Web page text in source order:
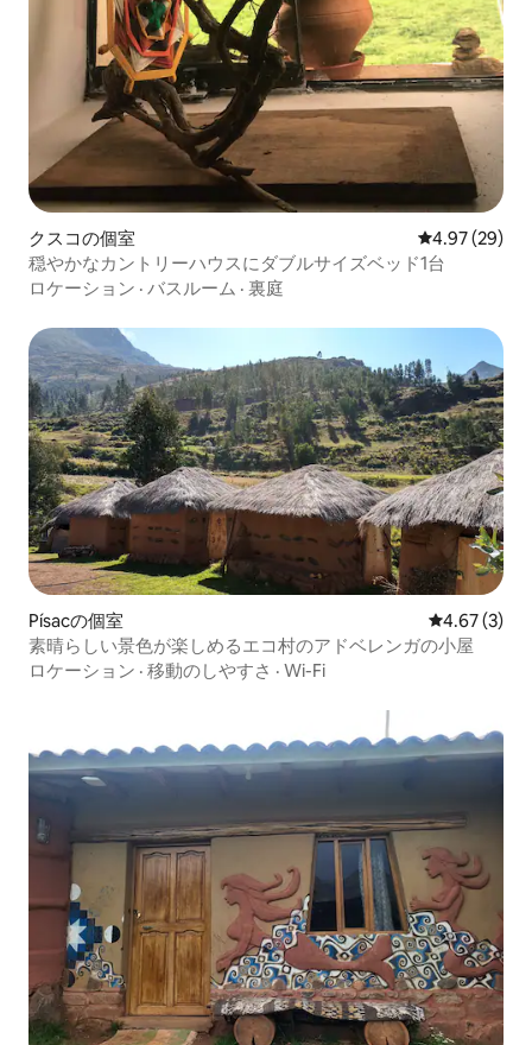
クスコの個室 レビュー29
4.97 (29)
穏やかなカントリーハウスにダブルサイズベッド1台
ロケーション · バスルーム · 裏庭
Písacの個室 レビュー3
4.67 (3)
素晴らしい景色が楽しめるエコ村のアドベレンガの小屋
ロケーション · 移動のしやすさ · Wi-Fi